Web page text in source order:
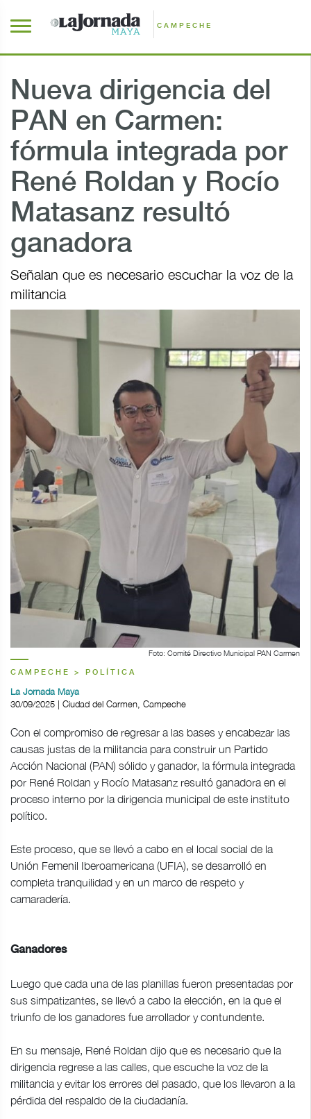
CAMPECHE
Nueva dirigencia del
PAN en Carmen:
fórmula integrada por
René Roldan y Rocío
Matasanz resultó
ganadora
Señalan que es necesario escuchar la voz de la
militancia
Foto: Comité Directivo Municipal PAN Carmen
CAMPECHE > POLÍTICA
La Jornada Maya
30/09/2025 | Ciudad del Carmen, Campeche
Con el compromiso de regresar a las bases y encabezar las
causas justas de la militancia para construir un Partido
Acción Nacional (PAN) sólido y ganador, la fórmula integrada
por René Roldan y Rocío Matasanz resultó ganadora en el
proceso interno por la dirigencia municipal de este instituto
político.
Este proceso, que se llevó a cabo en el local social de la
Unión Femenil Iberoamericana (UFIA), se desarrolló en
completa tranquilidad y en un marco de respeto y
camaradería.
Ganadores
Luego que cada una de las planillas fueron presentadas por
sus simpatizantes, se llevó a cabo la elección, en la que el
triunfo de los ganadores fue arrollador y contundente.
En su mensaje, René Roldan dijo que es necesario que la
dirigencia regrese a las calles, que escuche la voz de la
militancia y evitar los errores del pasado, que los llevaron a la
pérdida del respaldo de la ciudadanía.